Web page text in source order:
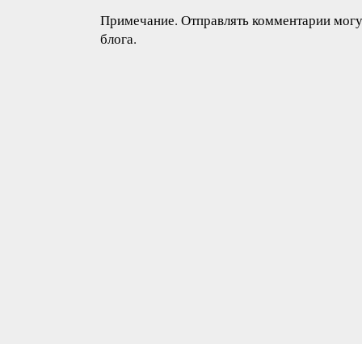
Примечание. Отправлять комментарии
блога.